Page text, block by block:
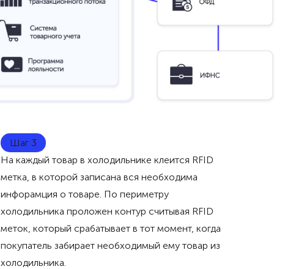
Шаг 3
На каждый товар в холодильнике клеится RFID
метка, в которой записана вся необходима
инфорамция о товаре. По периметру
холодильника проложен контур считывая RFID
меток, который срабатывает в тот момент, когда
покупатель забирает необходимый ему товар из
холодильника.